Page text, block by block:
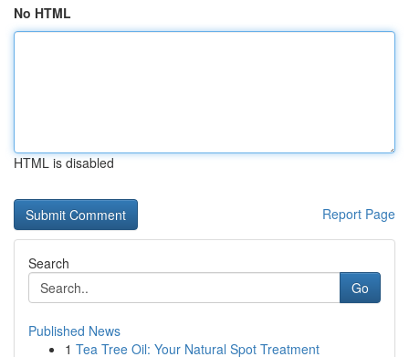
No HTML
HTML is disabled
Report Page
Search
Go
Published News
1 Tea Tree Oil: Your Natural Spot Treatment